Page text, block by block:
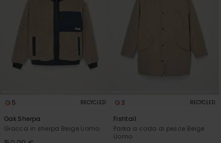
5 RECYCLED
Oak Sherpa
Giacca in sherpa Beige Uomo
3 RECYCLED
Fishtail
Parka a coda di pesce Beige
Uomo